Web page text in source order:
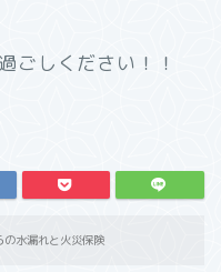
ごしください！！
の水漏れと火災保険